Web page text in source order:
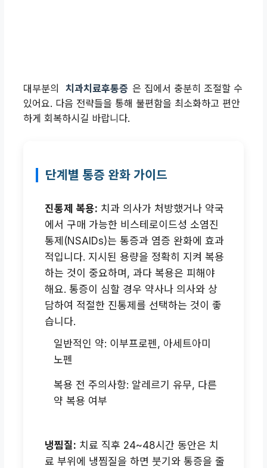
대부분의 치과치료후통증 은 집에서 충분히 조절할 수
있어요. 다음 전략들을 통해 불편함을 최소화하고 편안
하게 회복하시길 바랍니다.
단계별 통증 완화 가이드
진통제 복용: 치과 의사가 처방했거나 약국
에서 구매 가능한 비스테로이드성 소염진
통제(NSAIDs)는 통증과 염증 완화에 효과
적입니다. 지시된 용량을 정확히 지켜 복용
하는 것이 중요하며, 과다 복용은 피해야
해요. 통증이 심할 경우 약사나 의사와 상
담하여 적절한 진통제를 선택하는 것이 좋
습니다.
일반적인 약: 이부프로펜, 아세트아미
노펜
복용 전 주의사항: 알레르기 유무, 다른
약 복용 여부
냉찜질: 치료 직후 24~48시간 동안은 치
료 부위에 냉찜질을 하면 붓기와 통증을 줄